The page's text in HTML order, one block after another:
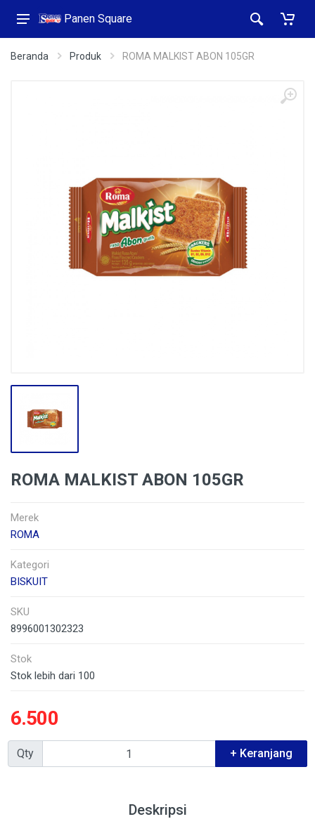
Panen Square
Beranda Produk ROMA MALKIST ABON 105GR
ROMA MALKIST ABON 105GR
Merek
ROMA
Kategori
BISKUIT
SKU
8996001302323
Stok
Stok lebih dari 100
6.500
Qty + Keranjang
Deskripsi